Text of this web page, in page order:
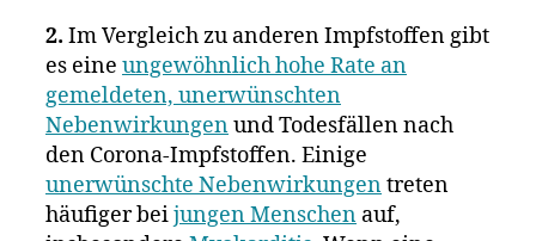
2. Im Vergleich zu anderen Impfstoffen gibt
es eine ungewöhnlich hohe Rate an
gemeldeten, unerwünschten
Nebenwirkungenund Todesfällen nach
den Corona-Impfstoffen. Einige
unerwünschte Nebenwirkungentreten
häufiger beijungen Menschen auf,